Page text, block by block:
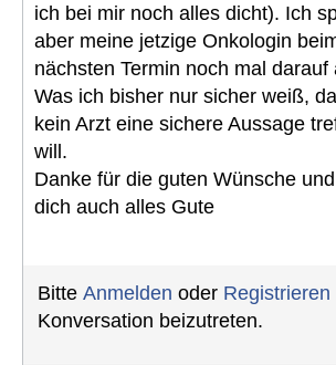
ich bei mir noch alles dicht). Ich
aber meine jetzige Onkologin
nächsten Termin noch mal darauf
Was ich bisher nur sicher weiß,
kein Arzt eine sichere Aussage
will.
Danke für die guten Wünsche
dich auch alles Gute
Bitte Anmelden oder Registrieren
Konversation beizutreten.